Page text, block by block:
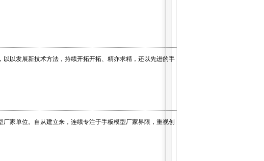
以发展新技术方法，持续开拓开拓、精亦求精，还以先进的手
家单位。自从建立来，连续专注于手板模型厂家界限，重视创